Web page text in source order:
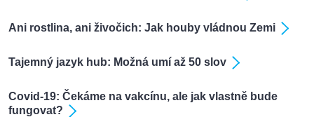
Ani rostlina, ani živočich: Jak houby vládnou Zemi
Tajemný jazyk hub: Možná umí až 50 slov
Covid-19: Čekáme na vakcínu, ale jak vlastně bude
fungovat?